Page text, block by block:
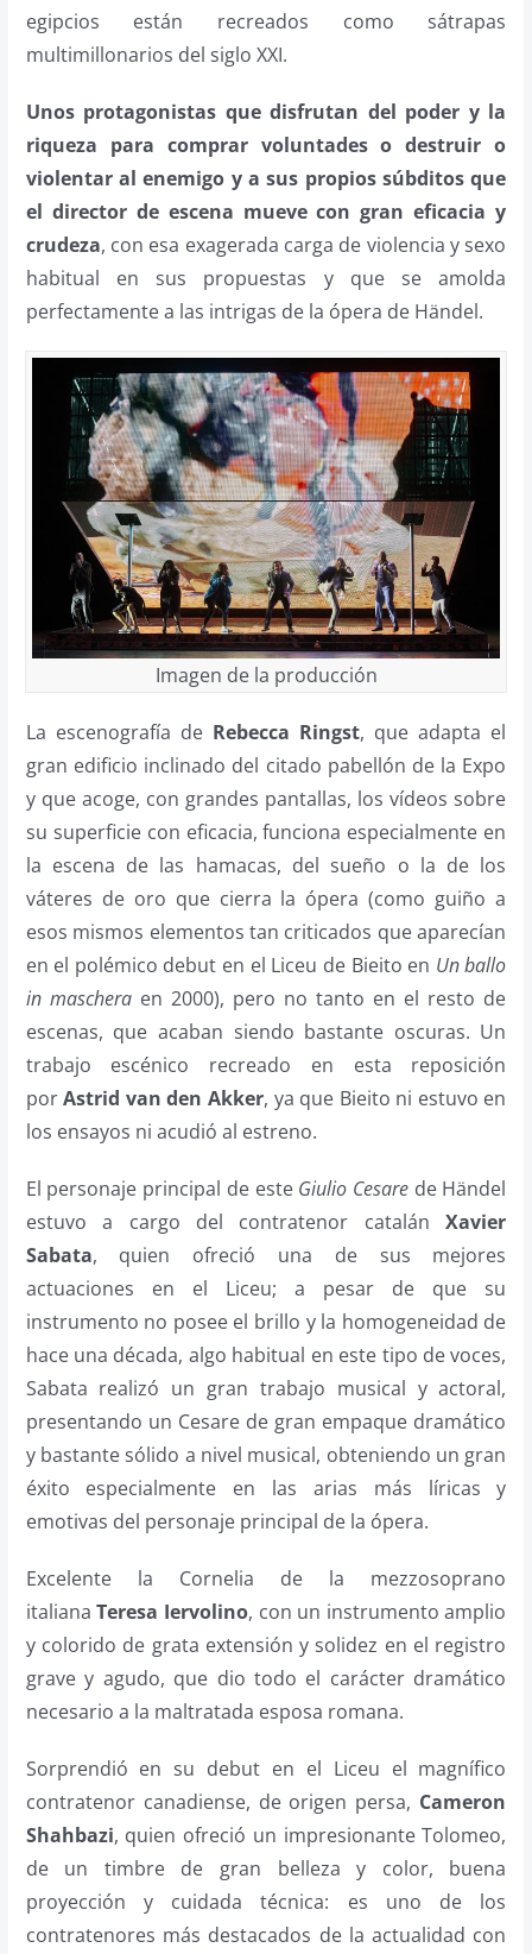
egipcios están recreados como sátrapas
multimillonarios del siglo XXI.
Unos protagonistas que disfrutan del poder y la
riqueza para comprar voluntades o destruir o
violentar al enemigo y a sus propios súbditos que
el director de escena mueve con gran eficacia y
crudeza, con esa exagerada carga de violencia y sexo
habitual en sus propuestas y que se amolda
perfectamente a las intrigas de la ópera de Händel.
Imagen de la producción
La escenografía deRebecca Ringst, que adapta el
gran edificio inclinado del citado pabellón de la Expo
y que acoge, con grandes pantallas, los vídeos sobre
su superficie con eficacia, funciona especialmente en
la escena de las hamacas, del sueño o la de los
váteres de oro que cierra la ópera (como guiño a
esos mismos elementos tan criticados que aparecían
en el polémico debut en el Liceu de Bieito en Un ballo
in mascheraen 2000), pero no tanto en el resto de
escenas, que acaban siendo bastante oscuras. Un
trabajo escénico recreado en esta reposición
porAstrid van den Akker, ya que Bieito ni estuvo en
los ensayos ni acudió al estreno.
El personaje principal de este Giulio Cesarede Händel
estuvo a cargo del contratenor catalánXavier
Sabata, quien ofreció una de sus mejores
actuaciones en el Liceu; a pesar de que su
instrumento no posee el brillo y la homogeneidad de
hace una década, algo habitual en este tipo de voces,
Sabata realizó un gran trabajo musical y actoral,
presentando un Cesare de gran empaque dramático
y bastante sólido a nivel musical, obteniendo un gran
éxito especialmente en las arias más líricas y
emotivas del personaje principal de la ópera.
Excelente la Cornelia de la mezzosoprano
italianaTeresa Iervolino, con un instrumento amplio
y colorido de grata extensión y solidez en el registro
grave y agudo, que dio todo el carácter dramático
necesario a la maltratada esposa romana.
Sorprendió en su debut en el Liceu el magnífico
contratenor canadiense, de origen persa, Cameron
Shahbazi, quien ofreció un impresionante Tolomeo,
de un timbre de gran belleza y color, buena
proyección y cuidada técnica: es uno de los
contratenores más destacados de la actualidad con